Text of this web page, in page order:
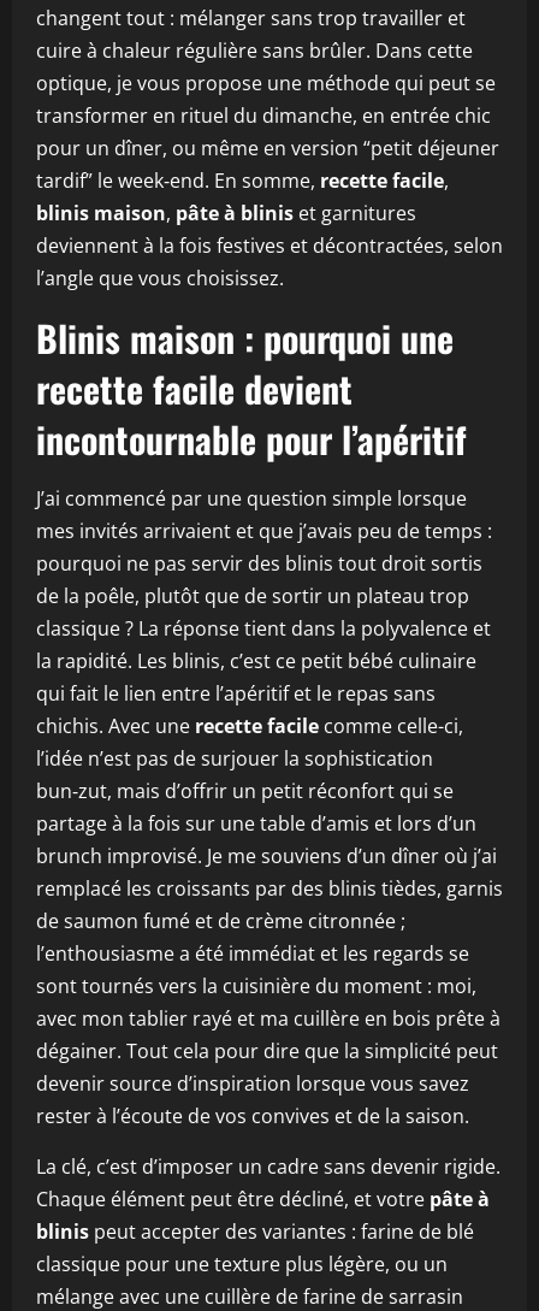
changent tout : mélanger sans trop travailler et
cuire à chaleur régulière sans brûler. Dans cette
optique, je vous propose une méthode qui peut se
transformer en rituel du dimanche, en entrée chic
pour un dîner, ou même en version “petit déjeuner
tardif” le week‑end. En somme, recette facile,
blinis maison, pâte à blinis et garnitures
deviennent à la fois festives et décontractées, selon
l’angle que vous choisissez.
Blinis maison : pourquoi une
recette facile devient
incontournable pour l’apéritif
J’ai commencé par une question simple lorsque
mes invités arrivaient et que j’avais peu de temps :
pourquoi ne pas servir des blinis tout droit sortis
de la poêle, plutôt que de sortir un plateau trop
classique ? La réponse tient dans la polyvalence et
la rapidité. Les blinis, c’est ce petit bébé culinaire
qui fait le lien entre l’apéritif et le repas sans
chichis. Avec une recette facile comme celle-ci,
l’idée n’est pas de surjouer la sophistication
bun‑zut, mais d’offrir un petit réconfort qui se
partage à la fois sur une table d’amis et lors d’un
brunch improvisé. Je me souviens d’un dîner où j’ai
remplacé les croissants par des blinis tièdes, garnis
de saumon fumé et de crème citronnée ;
l’enthousiasme a été immédiat et les regards se
sont tournés vers la cuisinière du moment : moi,
avec mon tablier rayé et ma cuillère en bois prête à
dégainer. Tout cela pour dire que la simplicité peut
devenir source d’inspiration lorsque vous savez
rester à l’écoute de vos convives et de la saison.
La clé, c’est d’imposer un cadre sans devenir rigide.
Chaque élément peut être décliné, et votre pâte à
blinis peut accepter des variantes : farine de blé
classique pour une texture plus légère, ou un
mélange avec une cuillère de farine de sarrasin